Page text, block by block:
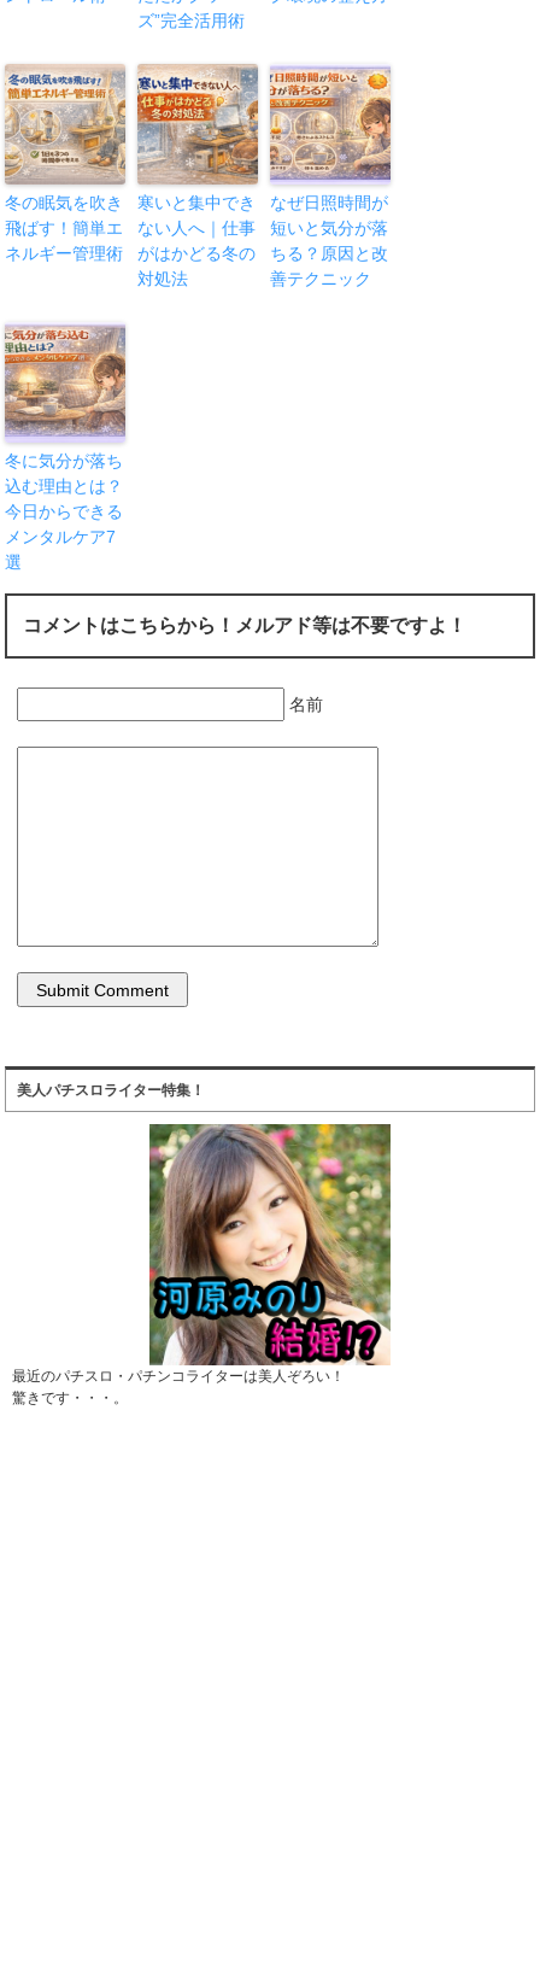
ズ”完全活用術
冬の眠気を吹き
飛ばす！簡単エ
ネルギー管理術
寒いと集中でき
ない人へ｜仕事
がはかどる冬の
対処法
なぜ日照時間が
短いと気分が落
ちる？原因と改
善テクニック
冬に気分が落ち
込む理由とは？
今日からできる
メンタルケア7
選
コメントはこちらから！メルアド等は不要ですよ！
名前
美人パチスロライター特集！
最近のパチスロ・パチンコライターは美人ぞろい！
驚きです・・・。